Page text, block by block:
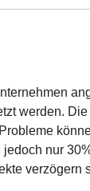
werden.
nur
verzögern